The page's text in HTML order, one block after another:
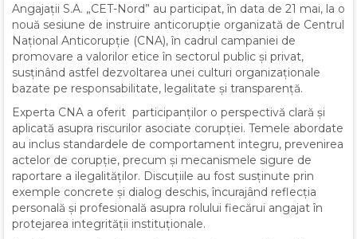
Angajații S.A. „CET-Nord” au participat, în data de 21 mai, la o
nouă sesiune de instruire anticorupție organizată de Centrul
Național Anticorupție (CNA), în cadrul campaniei de
promovare a valorilor etice în sectorul public și privat,
susținând astfel dezvoltarea unei culturi organizaționale
bazate pe responsabilitate, legalitate și transparență.
Experta CNA a oferit participanților o perspectivă clară și
aplicată asupra riscurilor asociate corupției. Temele abordate
au inclus standardele de comportament integru, prevenirea
actelor de corupție, precum și mecanismele sigure de
raportare a ilegalităților. Discuțiile au fost susținute prin
exemple concrete și dialog deschis, încurajând reflecția
personală și profesională asupra rolului fiecărui angajat în
protejarea integrității instituționale.